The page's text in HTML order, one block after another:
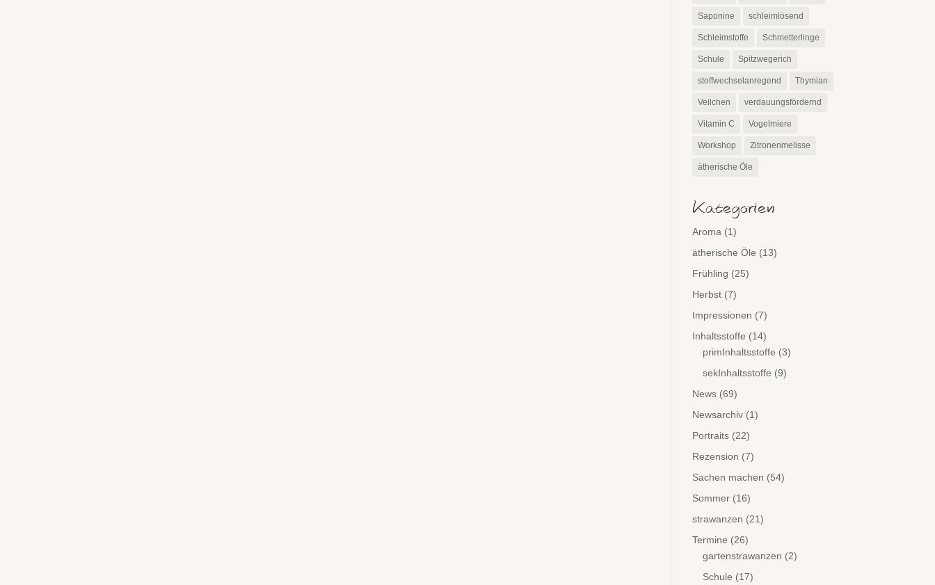
Saponine schleimlösend
Schleimstoffe Schmetterlinge
Schule Spitzwegerich
stoffwechselanregend Thymian
Veilchen verdauungsfördernd
Vitamin C Vogelmiere
Workshop Zitronenmelisse
ätherische Öle
Kategorien
Aroma (1)
ätherische Öle (13)
Frühling (25)
Herbst(7)
Impressionen (7)
Inhaltsstoffe (14)
primInhaltsstoffe (3)
sekInhaltsstoffe (9)
News(69)
Newsarchiv(1)
Portraits(22)
Rezension (7)
Sachen machen (54)
Sommer(16)
strawanzen (21)
Termine (26)
gartenstrawanzen (2)
Schule (17)